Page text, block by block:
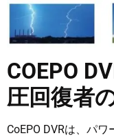
COEPO
圧回復者
CoEPO DVRは、パ